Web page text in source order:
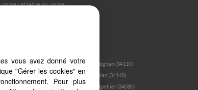
votre tablette ou votre
Frontignan (34110)
Loupian (34140)
Montpellier (34080)
vous avez donné votre
"Gérer les cookies" en
Pour plus